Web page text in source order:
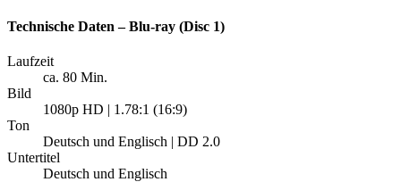
Technische Daten – Blu-ray (Disc 1)
Laufzeit
ca. 80 Min.
Bild
1080p HD | 1.78:1 (16:9)
Ton
Deutsch und Englisch | DD 2.0
Untertitel
Deutsch und Englisch